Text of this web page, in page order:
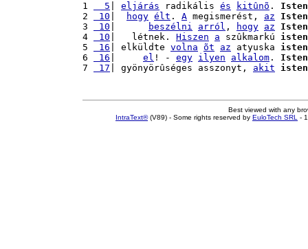
1
  5
eljárás radikális és kitûnõ . Isten
2
10 hogy élt . A megismerést, az
Isten
3
10 beszélni arról , hogy az
Isten
4
10 |   létnek. Hiszen a szûkmarkú isten
5
16 | elküldte volna õt az atyuska isten
6
16 el ! - egy ilyen alkalom . Isten
7
17 | gyönyörûséges asszonyt, akit isten
Best viewed with any
IntraText®(V89) - Some rights reserved by EuloTech SRL -